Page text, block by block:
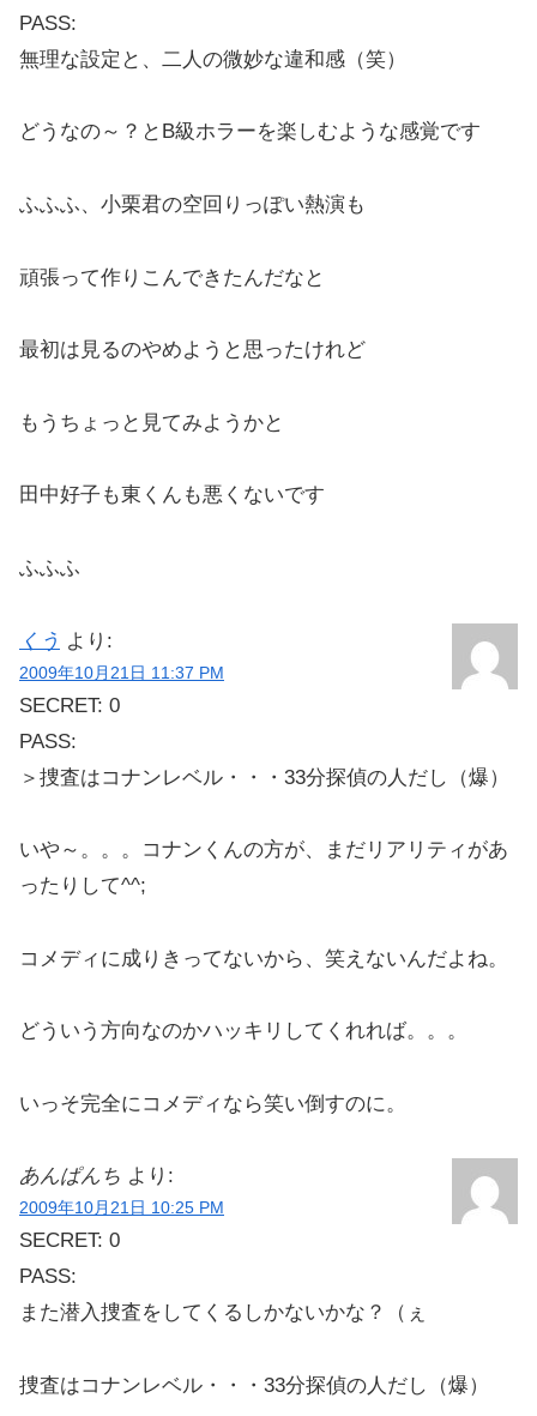
PASS:
無理な設定と、二人の微妙な違和感（笑）
どうなの～？とB級ホラーを楽しむような感覚です
ふふふ、小栗君の空回りっぽい熱演も
頑張って作りこんできたんだなと
最初は見るのやめようと思ったけれど
もうちょっと見てみようかと
田中好子も東くんも悪くないです
ふふふ
くう より:
2009年10月21日 11:37 PM
SECRET: 0
PASS:
＞捜査はコナンレベル・・・33分探偵の人だし（爆）
いや～。。。コナンくんの方が、まだリアリティがあ
ったりして^^;
コメディに成りきってないから、笑えないんだよね。
どういう方向なのかハッキリしてくれれば。。。
いっそ完全にコメディなら笑い倒すのに。
あんぱんち より:
2009年10月21日 10:25 PM
SECRET: 0
PASS:
また潜入捜査をしてくるしかないかな？（ぇ
捜査はコナンレベル・・・33分探偵の人だし（爆）